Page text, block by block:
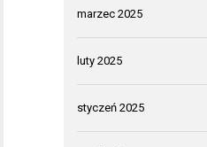
marzec 2025
luty 2025
styczeń 2025